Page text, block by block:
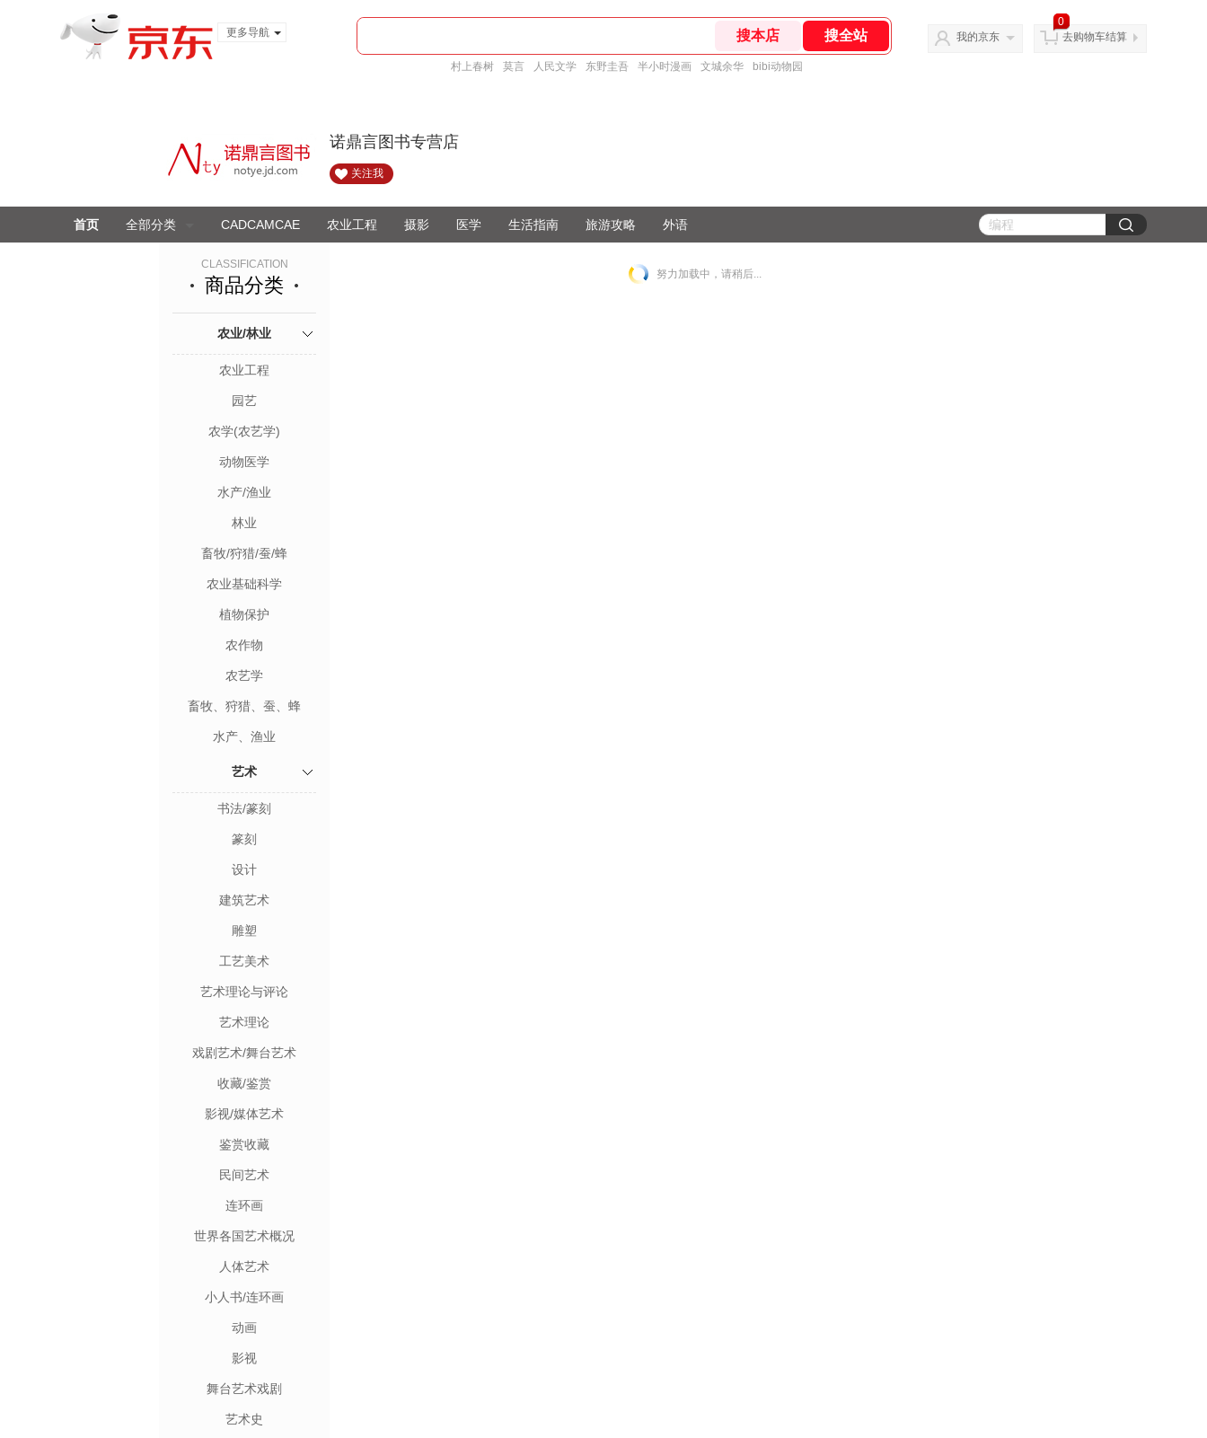
更多导航
村上春树 莫言 人民文学 东野圭吾 半小时漫画 文城余华 bibi动物园
我的京东
0
去购物车结算
诺鼎言图书专营店
关注我
首页 全部分类 CADCAMCAE 农业工程 摄影 医学 生活指南 旅游攻略 外语
CLASSIFICATION
商品分类
农业/林业
农业工程
园艺
农学(农艺学)
动物医学
水产/渔业
林业
畜牧/狩猎/蚕/蜂
农业基础科学
植物保护
农作物
农艺学
畜牧、狩猎、蚕、蜂
水产、渔业
艺术
书法/篆刻
篆刻
设计
建筑艺术
雕塑
工艺美术
艺术理论与评论
艺术理论
戏剧艺术/舞台艺术
收藏/鉴赏
影视/媒体艺术
鉴赏收藏
民间艺术
连环画
世界各国艺术概况
人体艺术
小人书/连环画
动画
影视
舞台艺术戏剧
艺术史
努力加载中，请稍后...